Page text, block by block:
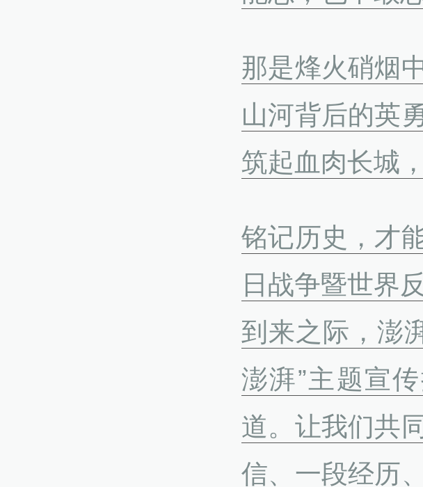
那是烽火硝烟
山河背后的英
筑起血肉长城
铭记历史，才
日战争暨世界
到来之际，澎
澎湃”主题宣
道。让我们共
信、一段经历